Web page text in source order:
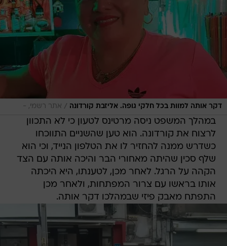
דקר אותה למוות בכל חלקי גופה. אליזבת קורדונה / אתר רשמי, -
במהלך המשפט ניסה מרטינס לטעון כי לא התכוון
לרצוח את קורדונה. הוא טען שהשניים התווכחו
כשדרש ממנה להחזיר לו את הטלפון הנייד, וכי הוא
שלף סכין שהיתה מאחורי הבר והיכה אותה עם הצד
הקהה על הרגל. לאחר מכן, לטענתו, היא היכתה
אותו בראשו עם צרור המפתחות, ולאחר מכן
התפתח מאבק פיזי שבמהלכו דקר אותה.